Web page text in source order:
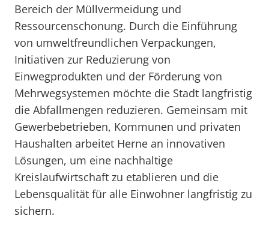
Bereich der Müllvermeidung und
Ressourcenschonung. Durch die Einführung
von umweltfreundlichen Verpackungen,
Initiativen zur Reduzierung von
Einwegprodukten und der Förderung von
Mehrwegsystemen möchte die Stadt langfristig
die Abfallmengen reduzieren. Gemeinsam mit
Gewerbebetrieben, Kommunen und privaten
Haushalten arbeitet Herne an innovativen
Lösungen, um eine nachhaltige
Kreislaufwirtschaft zu etablieren und die
Lebensqualität für alle Einwohner langfristig zu
sichern.